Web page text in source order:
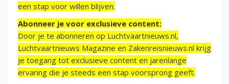
een stap voor willen blijven.
Abonneer je voor exclusieve content:
Door je te abonneren op Luchtvaartnieuws.nl,
Luchtvaartnieuws Magazine en Zakenreisnieuws.nl krijg
je toegang tot exclusieve content en jarenlange
ervaring die je steeds een stap voorsprong geeft.